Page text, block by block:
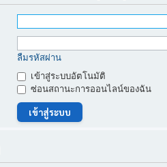
ลืมรหัสผ่าน
เข้าสู่ระบบอัตโนมัติ
ซ่อนสถานะการออนไลน์ของฉัน